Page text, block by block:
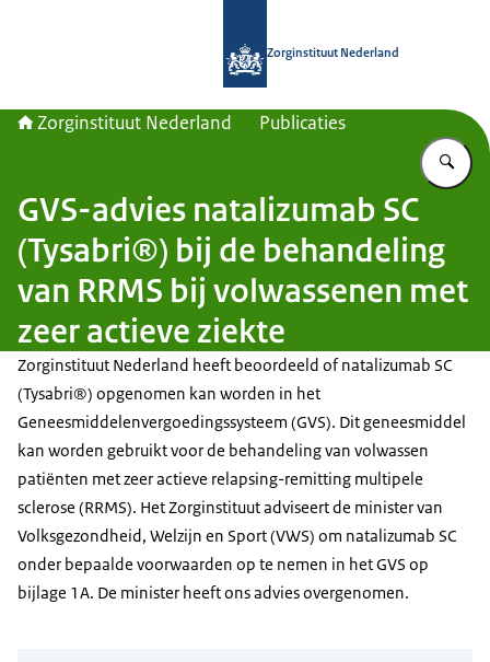
Zorginstituut Nederland
Zorginstituut Nederland Publicaties
GVS-advies natalizumab SC
(Tysabri®) bij de behandeling
van RRMS bij volwassenen met
zeer actieve ziekte
Zorginstituut Nederland heeft beoordeeld of natalizumab SC
(Tysabri®) opgenomen kan worden in het
Geneesmiddelenvergoedingssysteem (GVS). Dit geneesmiddel
kan worden gebruikt voor de behandeling van volwassen
patiënten met zeer actieve relapsing-remitting multipele
sclerose (RRMS). Het Zorginstituut adviseert de minister van
Volksgezondheid, Welzijn en Sport (VWS) om natalizumab SC
onder bepaalde voorwaarden op te nemen in het GVS op
bijlage 1A. De minister heeft ons advies overgenomen.